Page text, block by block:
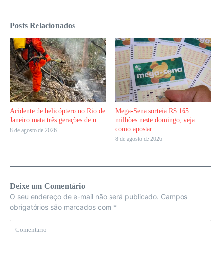
Posts Relacionados
Acidente de helicóptero no Rio de
Janeiro mata três gerações de u ...
8 de agosto de 2026
Mega-Sena sorteia R$ 165
milhões neste domingo; veja
como apostar
8 de agosto de 2026
Deixe um Comentário
O seu endereço de e-mail não será publicado. Campos
obrigatórios são marcados com *